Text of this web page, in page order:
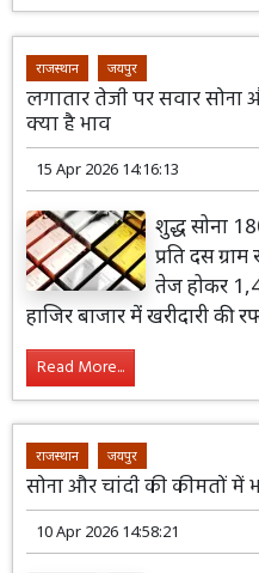
राजस्थान जयपुर
लगातार तेजी पर सवार सोना
क्या है भाव
15 Apr 2026 14:16:13
शुद्ध सोना
प्रति दस
तेज होकर
हाजिर बाजार में खरीदारी की
Read More...
राजस्थान जयपुर
सोना और चांदी की कीमतों में
10 Apr 2026 14:58:21